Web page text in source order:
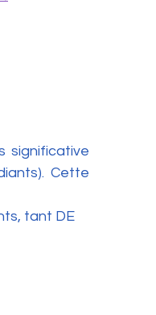
significative
Cette
tant DE